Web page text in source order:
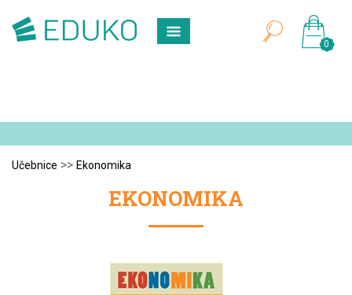
0
Učebnice >> Ekonomika
EKONOMIKA